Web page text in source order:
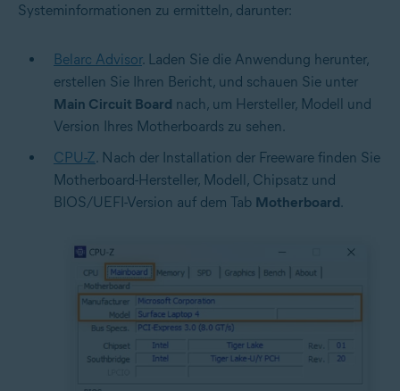
Systeminformationen zu ermitteln, darunter:
Belarc Advisor. Laden Sie die Anwendung herunter,
erstellen Sie Ihren Bericht, und schauen Sie unter
Main Circuit Board nach, um Hersteller, Modell und
Version Ihres Motherboards zu sehen.
CPU-Z. Nach der Installation der Freeware finden Sie
Motherboard-Hersteller, Modell, Chipsatz und
BIOS/UEFI-Version auf dem Tab Motherboard.